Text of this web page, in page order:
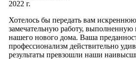
2022 г.
Хотелось бы передать вам искреннюю
замечательную работу, выполненную
нашего нового дома. Ваша
профессионализм действительно
результаты превзошли наши